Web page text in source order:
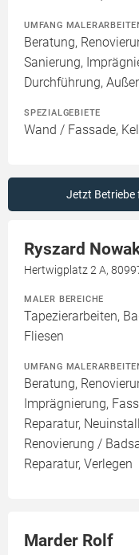
UMFANG
Beratung,
Sanierung,
Durchführung,
SPEZIALGEBIETE
Wand / Fassade,
Jetzt Betriebe
Ryszard
Hertwigplatz 2 A,
MALER BEREICHE
Tapezierarbeiten,
Fliesen
UMFANG
Beratung,
Imprägnierung,
Reparatur,
Renovierung /
Reparatur, Verlegen
Marder Rolf